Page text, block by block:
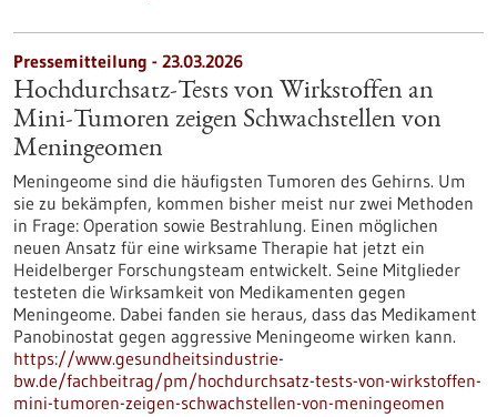
Pressemitteilung - 23.03.2026
Hochdurchsatz-Tests von Wirkstoffen an
Mini-Tumoren zeigen Schwachstellen von
Meningeomen
Meningeome sind die häufigsten Tumoren des Gehirns. Um
sie zu bekämpfen, kommen bisher meist nur zwei Methoden
in Frage: Operation sowie Bestrahlung. Einen möglichen
neuen Ansatz für eine wirksame Therapie hat jetzt ein
Heidelberger Forschungsteam entwickelt. Seine Mitglieder
testeten die Wirksamkeit von Medikamenten gegen
Meningeome. Dabei fanden sie heraus, dass das Medikament
Panobinostat gegen aggressive Meningeome wirken kann.
https://www.gesundheitsindustrie-
bw.de/fachbeitrag/pm/hochdurchsatz-tests-von-wirkstoffen-
mini-tumoren-zeigen-schwachstellen-von-meningeomen